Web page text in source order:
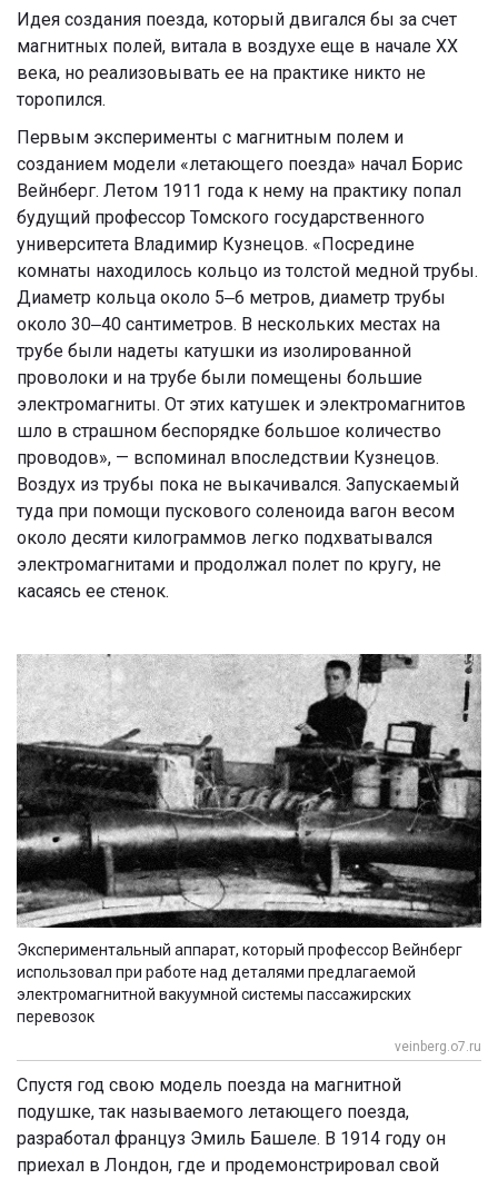
Идея создания поезда, который двигался бы за счет
магнитных полей, витала в воздухе еще в начале XX
века, но реализовывать ее на практике никто не
торопился.
Первым эксперименты с магнитным полем и
созданием модели «летающего поезда» начал Борис
Вейнберг. Летом 1911 года к нему на практику попал
будущий профессор Томского государственного
университета Владимир Кузнецов. «Посредине
комнаты находилось кольцо из толстой медной трубы.
Диаметр кольца около 5‒6 метров, диаметр трубы
около 30‒40 сантиметров. В нескольких местах на
трубе были надеты катушки из изолированной
проволоки и на трубе были помещены большие
электромагниты. От этих катушек и электромагнитов
шло в страшном беспорядке большое количество
проводов», — вспоминал впоследствии Кузнецов.
Воздух из трубы пока не выкачивался. Запускаемый
туда при помощи пускового соленоида вагон весом
около десяти килограммов легко подхватывался
электромагнитами и продолжал полет по кругу, не
касаясь ее стенок.
Экспериментальный аппарат, который профессор Вейнберг
использовал при работе над деталями предлагаемой
электромагнитной вакуумной системы пассажирских
перевозок
veinberg.o7.ru
Спустя год свою модель поезда на магнитной
подушке, так называемого летающего поезда,
разработал француз Эмиль Башеле. В 1914 году он
приехал в Лондон, где и продемонстрировал свой